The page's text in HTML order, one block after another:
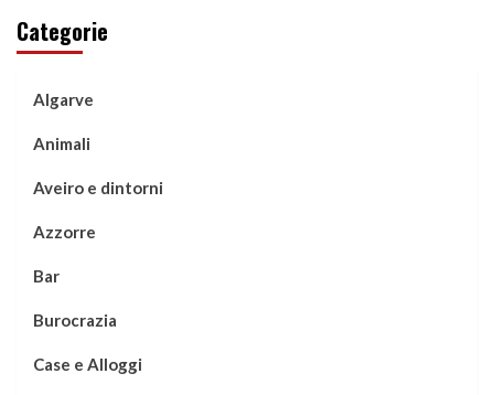
Categorie
Algarve
Animali
Aveiro e dintorni
Azzorre
Bar
Burocrazia
Case e Alloggi